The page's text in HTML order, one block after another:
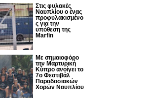
Στις φυλακές
Ναυπλίου ο ένας
προφυλακισμένο
ς για την
υπόθεση της
Marfin
Με σημαιοφόρο
την Μαρτυρική
Κύπρο ανοίγει το
7ο Φεστιβάλ
Παραδοσιακών
Χορών Ναυπλίου